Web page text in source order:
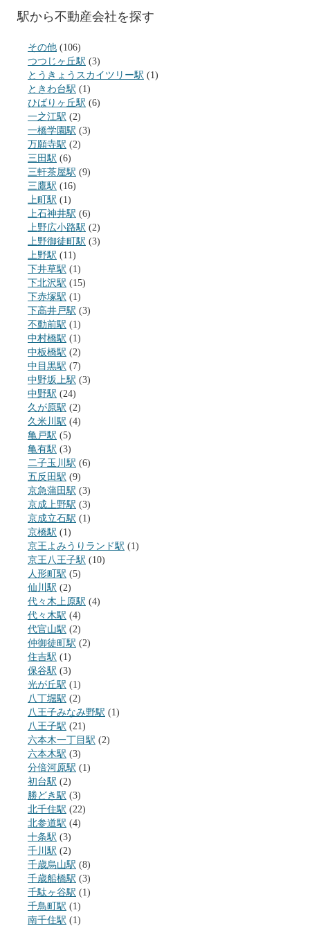
駅から不動産会社を探す
その他 (106)
つつじヶ丘駅 (3)
とうきょうスカイツリー駅 (1)
ときわ台駅 (1)
ひばりヶ丘駅 (6)
一之江駅 (2)
一橋学園駅 (3)
万願寺駅 (2)
三田駅 (6)
三軒茶屋駅 (9)
三鷹駅 (16)
上町駅 (1)
上石神井駅 (6)
上野広小路駅 (2)
上野御徒町駅 (3)
上野駅 (11)
下井草駅 (1)
下北沢駅 (15)
下赤塚駅 (1)
下高井戸駅 (3)
不動前駅 (1)
中村橋駅 (1)
中板橋駅 (2)
中目黒駅 (7)
中野坂上駅 (3)
中野駅 (24)
久が原駅 (2)
久米川駅 (4)
亀戸駅 (5)
亀有駅 (3)
二子玉川駅 (6)
五反田駅 (9)
京急蒲田駅 (3)
京成上野駅 (3)
京成立石駅 (1)
京橋駅 (1)
京王よみうりランド駅 (1)
京王八王子駅 (10)
人形町駅 (5)
仙川駅 (2)
代々木上原駅 (4)
代々木駅 (4)
代官山駅 (2)
仲御徒町駅 (2)
住吉駅 (1)
保谷駅 (3)
光が丘駅 (1)
八丁堀駅 (2)
八王子みなみ野駅 (1)
八王子駅 (21)
六本木一丁目駅 (2)
六本木駅 (3)
分倍河原駅 (1)
初台駅 (2)
勝どき駅 (3)
北千住駅 (22)
北参道駅 (4)
十条駅 (3)
千川駅 (2)
千歳烏山駅 (8)
千歳船橋駅 (3)
千駄ヶ谷駅 (1)
千鳥町駅 (1)
南千住駅 (1)